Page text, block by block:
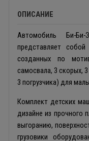
ОПИСАНИЕ
Автомобиль Би-
представляет
созданных по
самосвала, 3 скорых,
3 погрузчика) для
Комплект детских
дизайне из прочного
выгоранию,
грузовики